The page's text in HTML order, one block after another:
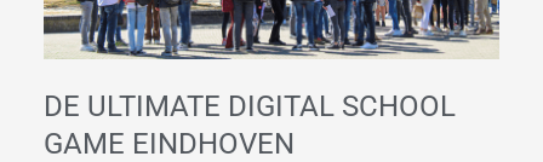
DE ULTIMATE DIGITAL SCHOOL
GAME EINDHOVEN
Eindhoven